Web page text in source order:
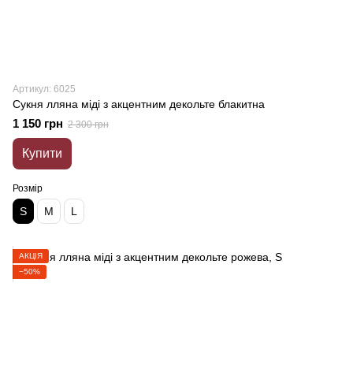
Артикул: 6025
Сукня лляна міді з акцентним декольте блакитна
1 150 грн 2 300 грн
Купити
Розмір
S M L
АКЦІЯ
−50%